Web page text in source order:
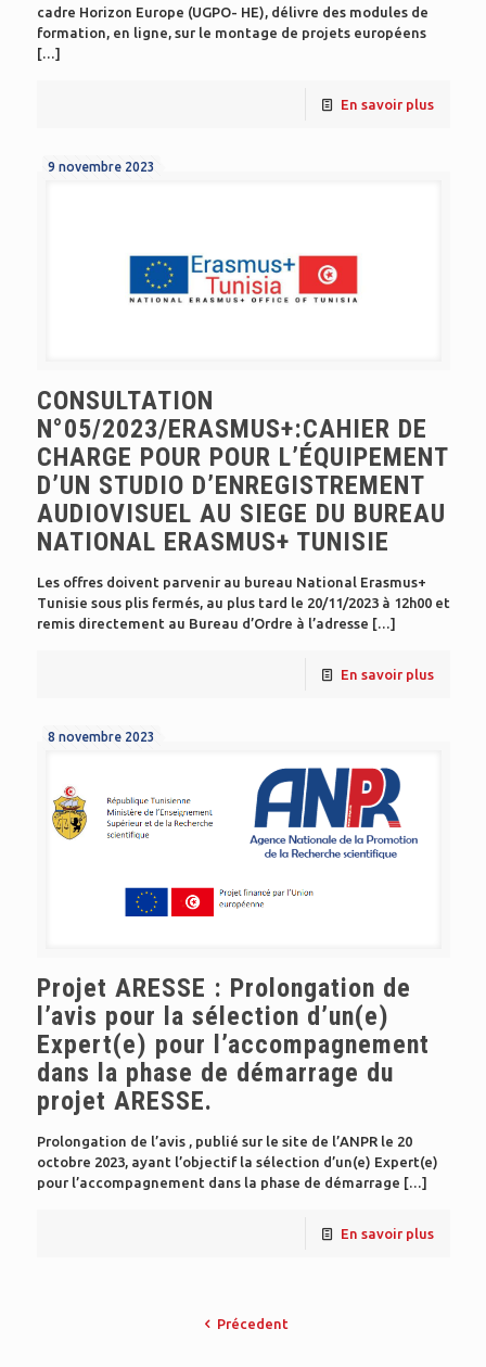
cadre Horizon Europe (UGPO- HE), délivre des modules de
formation, en ligne, sur le montage de projets européens
[…]
En savoir plus
9 novembre 2023
CONSULTATION
N°05/2023/ERASMUS+:CAHIER DE
CHARGE POUR POUR L’ÉQUIPEMENT
D’UN STUDIO D’ENREGISTREMENT
AUDIOVISUEL AU SIEGE DU BUREAU
NATIONAL ERASMUS+ TUNISIE
Les offres doivent parvenir au bureau National Erasmus+
Tunisie sous plis fermés, au plus tard le 20/11/2023 à 12h00 et
remis directement au Bureau d’Ordre à l’adresse […]
En savoir plus
8 novembre 2023
Projet ARESSE : Prolongation de
l’avis pour la sélection d’un(e)
Expert(e) pour l’accompagnement
dans la phase de démarrage du
projet ARESSE.
Prolongation de l’avis , publié sur le site de l’ANPR le 20
octobre 2023, ayant l’objectif la sélection d’un(e) Expert(e)
pour l’accompagnement dans la phase de démarrage […]
En savoir plus
Précedent